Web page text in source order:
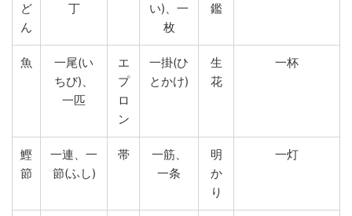
ど
ん
丁
い)、一
枚
鑑
魚
一尾(い
ちび)、
一匹
エ
プ
ロ
ン
一掛(ひ
とかけ)
生
花
一杯
鰹
節
一連、一
節(ふし)
帯
一筋、
一条
明
か
り
一灯